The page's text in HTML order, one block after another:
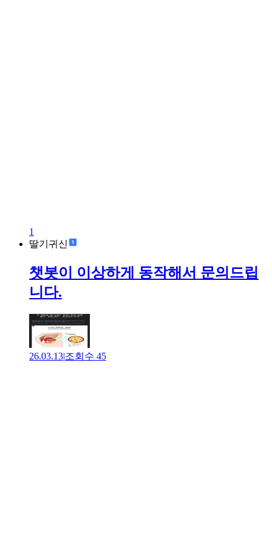
1
딸기귀신
챗봇이 이상하게 동작해서 문의드립
니다.
26.03.13|조회수 45